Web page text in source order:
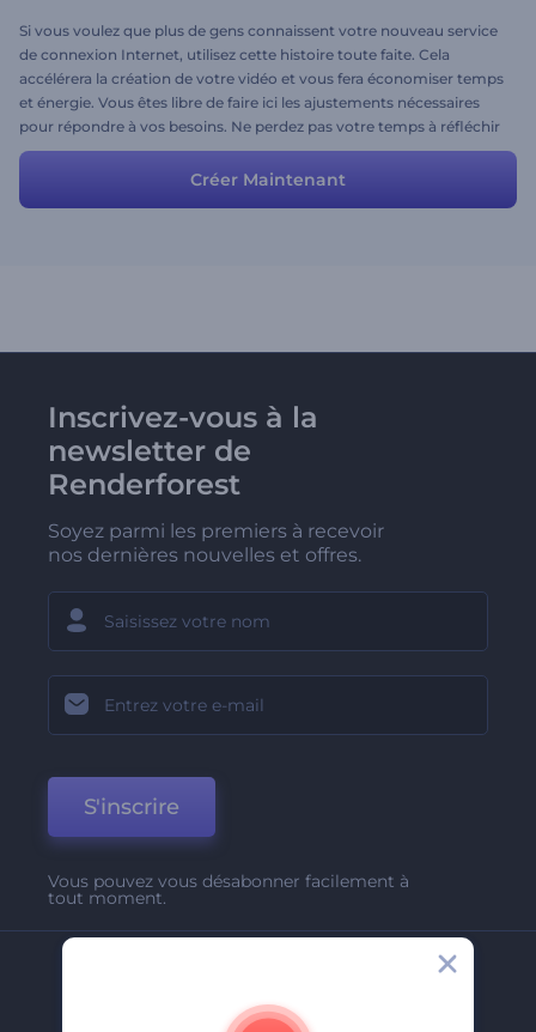
Si vous voulez que plus de gens connaissent votre nouveau service
de connexion Internet, utilisez cette histoire toute faite. Cela
accélérera la création de votre vidéo et vous fera économiser temps
et énergie. Vous êtes libre de faire ici les ajustements nécessaires
pour répondre à vos besoins. Ne perdez pas votre temps à réfléchir
à de nouvelles idées. Éditez cette histoire toute faite, profitez du
processus et obtenez votre vidéo en quelques minutes!
Créer Maintenant
Inscrivez-vous à la
newsletter de
Renderforest
Soyez parmi les premiers à recevoir
nos dernières nouvelles et offres.
S'inscrire
Vous pouvez vous désabonner facilement à
tout moment.
A Propos De Nous